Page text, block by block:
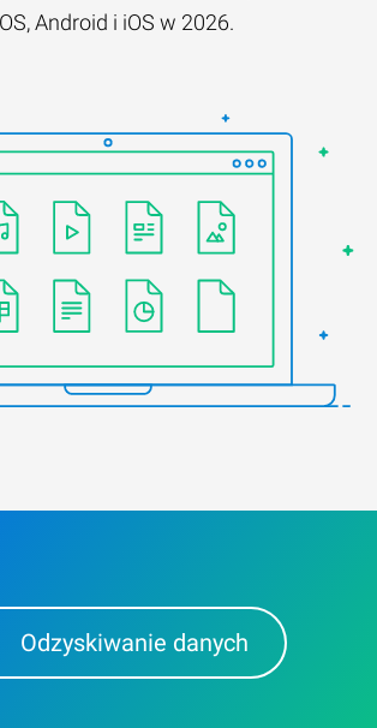
Android i iOS w 2026.
Odzyskiwanie danych